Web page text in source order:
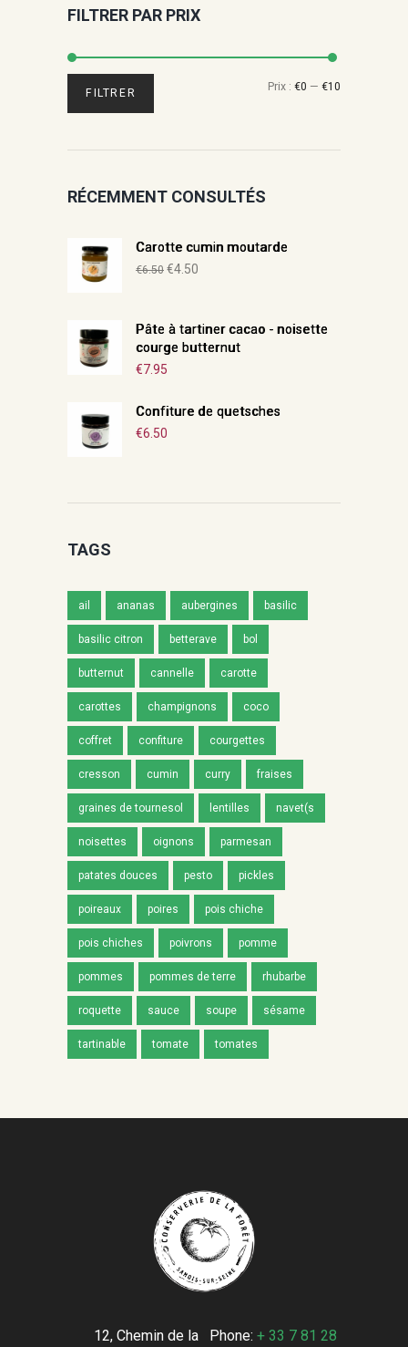
FILTRER PAR PRIX
FILTRER Prix : €0 — €10
RÉCEMMENT CONSULTÉS
Carotte cumin moutarde
€6.50 Le
était :
€6.50.
€4.50
est :
€4.50.
Pâte à tartiner cacao - noisette
courge butternut
€7.95
Confiture de quetsches
€6.50
TAGS
ail ananas aubergines basilic
basilic citron betterave bol
butternut cannelle carotte
carottes champignons coco
coffret confiture courgettes
cresson cumin curry fraises
graines de tournesol lentilles navet(s
noisettes oignons parmesan
patates douces pesto pickles
poireaux poires pois chiche
pois chiches poivrons pomme
pommes pommes de terre rhubarbe
roquette sauce soupe sésame
tartinable tomate tomates
Phone: + 33 7 81 28
12, Chemin de la